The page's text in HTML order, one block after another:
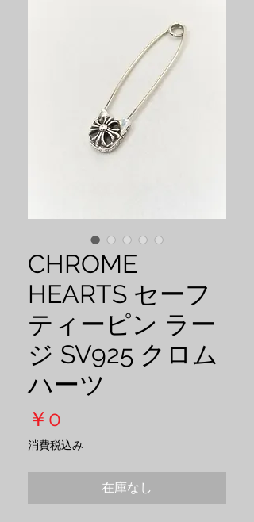
CHROME
HEARTS セーフ
ティーピン ラー
ジ SV925 クロム
ハーツ
￥0
格
消費税込み
在庫なし